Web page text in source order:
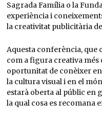
Sagrada Família o la
experiència i
la creativitat publicitària
Aquesta conferència, que
com a figura creativa més
oportunitat de conèixer
la cultura visual i en el
estarà oberta al públic en
la qual cosa es recomana